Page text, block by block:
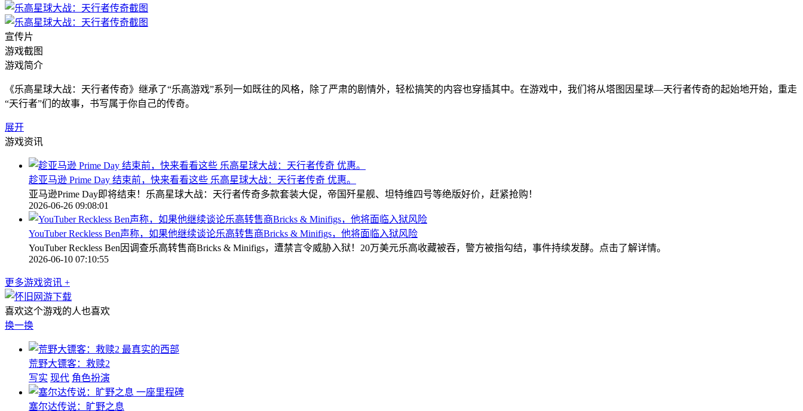
宣传片
游戏截图
游戏简介
《乐高星球大战：天行者传奇》继承了“乐高游戏”系列一如既往的风格，除了严肃的剧情外，轻松搞笑的内容也穿插其中。在游戏中，我们将从塔图因星球—天行者传奇的起始地开始，重走
“天行者”们的故事，书写属于你自己的传奇。
展开
游戏资讯
趁亚马逊 Prime Day 结束前，快来看看这些 乐高星球大战：天行者传奇 优惠。
亚马逊Prime Day即将结束！乐高星球大战：天行者传奇多款套装大促，帝国歼星舰、坦特维四号等绝版好价，赶紧抢购！
2026-06-26 09:08:01
YouTuber Reckless Ben声称，如果他继续谈论乐高转售商Bricks & Minifigs，他将面临入狱风险
YouTuber Reckless Ben因调查乐高转售商Bricks & Minifigs，遭禁言令威胁入狱！20万美元乐高收藏被吞，警方被指勾结，事件持续发酵。点击了解详情。
2026-06-10 07:10:55
更多游戏资讯 +
喜欢这个游戏的人也喜欢
换一换
最真实的西部
荒野大镖客：救赎2
写实 现代 角色扮演
一座里程碑
塞尔达传说：旷野之息